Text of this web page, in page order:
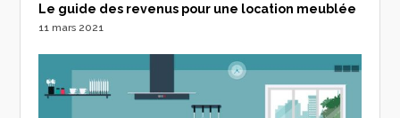
Le guide des revenus pour une location meublée
11 mars 2021